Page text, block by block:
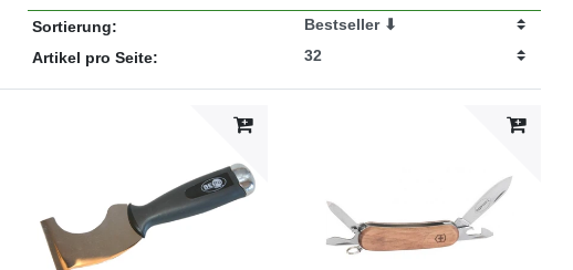
Sortierung:
Artikel pro Seite: